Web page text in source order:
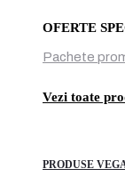
OFERTE
Pachete
Vezi toate
PRODUSE